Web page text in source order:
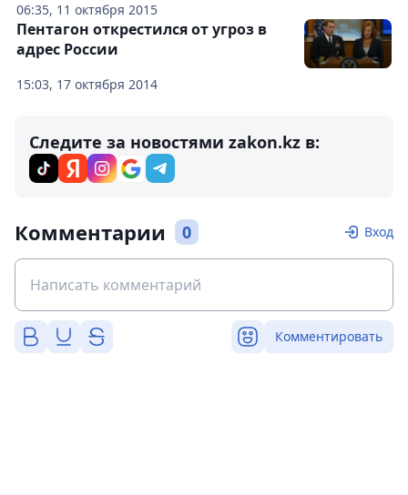
06:35, 11 октября 2015
15:03, 17 октября 2014
Пентагон открестился от угроз в
адрес России
Следите за новостями zakon.kz в:
Комментарии 0 Вход
Комментировать